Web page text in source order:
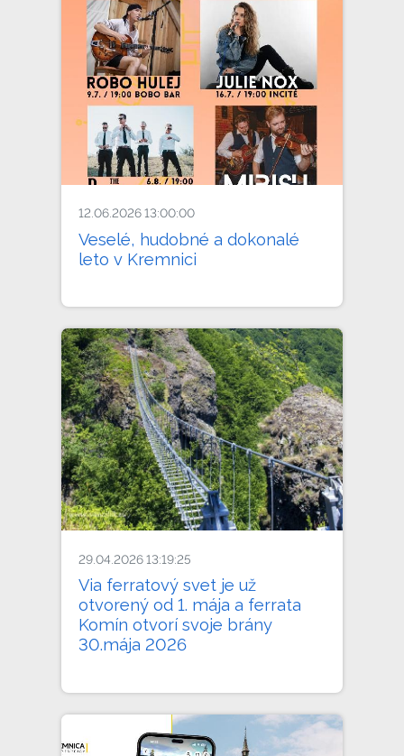
12.06.2026 13:00:00
Veselé, hudobné a dokonalé
leto v Kremnici
29.04.2026 13:19:25
Via ferratový svet je už
otvorený od 1. mája a ferrata
Komín otvorí svoje brány
30.mája 2026